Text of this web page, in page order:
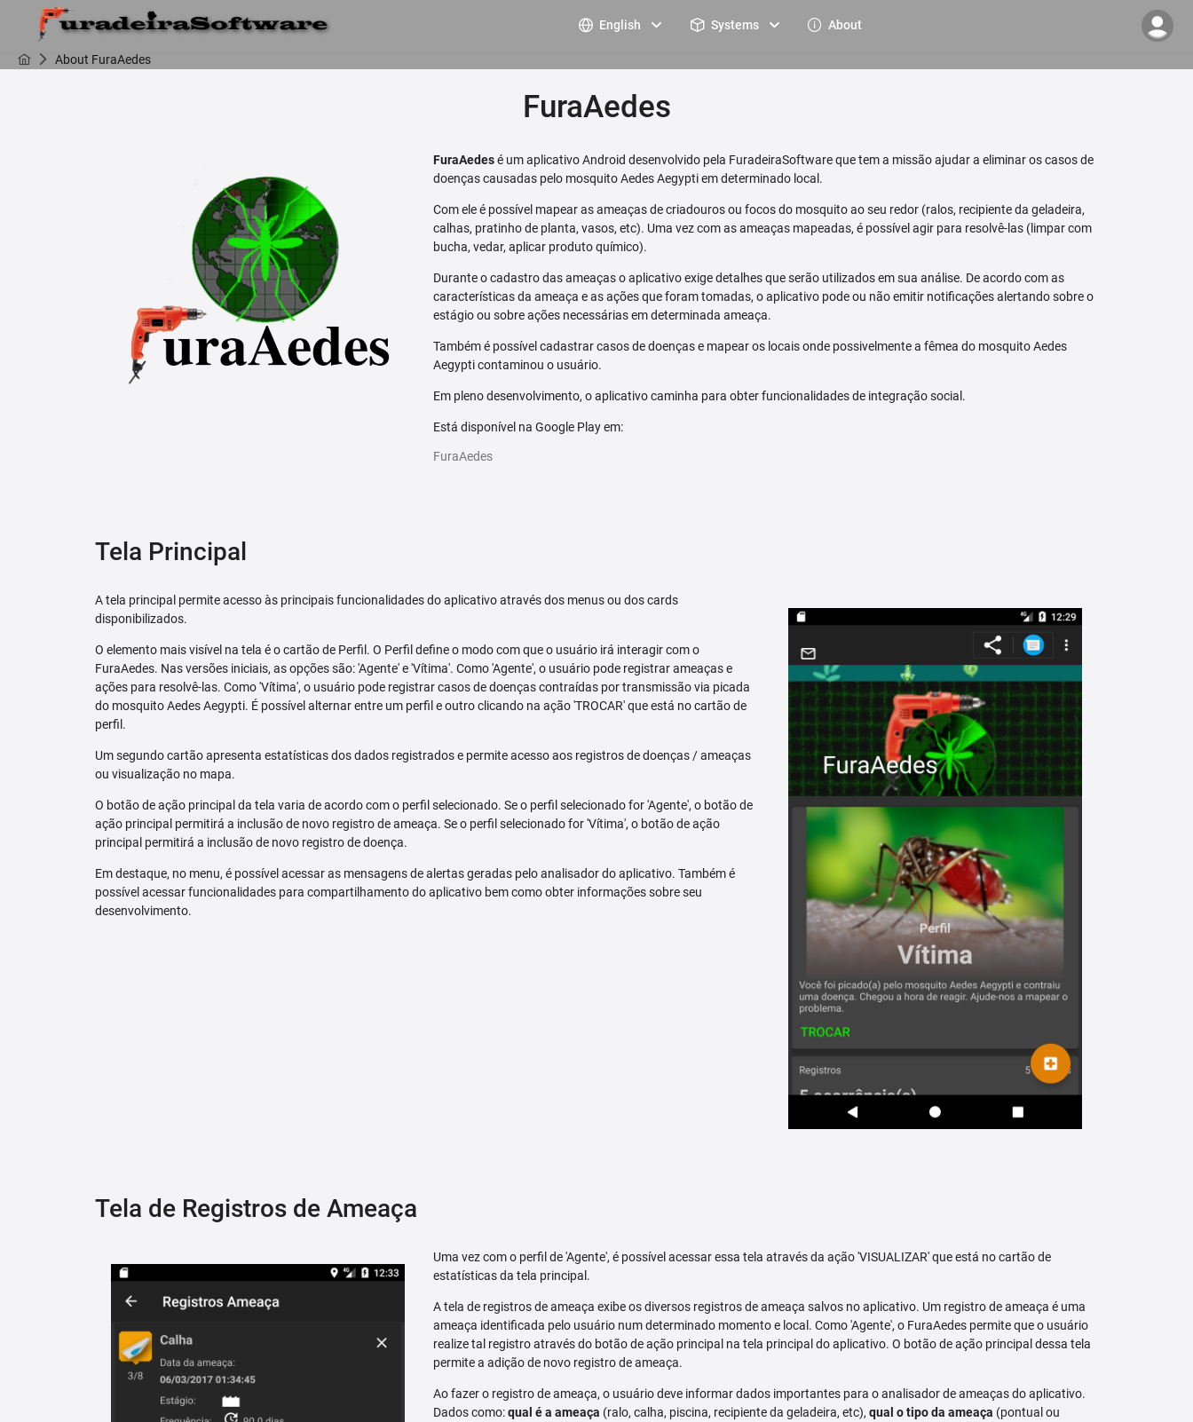
English Systems About
About FuraAedes
FuraAedes
FuraAedesé um aplicativo Android desenvolvido pela FuradeiraSoftware que tem a missão ajudar a eliminar os casos de
doenças causadas pelo mosquito Aedes Aegypti em determinado local.
Com ele é possível mapear as ameaças de criadouros ou focos do mosquito ao seu redor (ralos, recipiente da geladeira,
calhas, pratinho de planta, vasos, etc). Uma vez com as ameaças mapeadas, é possível agir para resolvê-las (limpar com
bucha, vedar, aplicar produto químico).
Durante o cadastro das ameaças o aplicativo exige detalhes que serão utilizados em sua análise. De acordo com as
características da ameaça e as ações que foram tomadas, o aplicativo pode ou não emitir notificações alertando sobre o
estágio ou sobre ações necessárias em determinada ameaça.
Também é possível cadastrar casos de doenças e mapear os locais onde possivelmente a fêmea do mosquito Aedes
Aegypti contaminou o usuário.
Em pleno desenvolvimento, o aplicativo caminha para obter funcionalidades de integração social.
Está disponível na Google Play em:
FuraAedes
Tela Principal
A tela principal permite acesso às principais funcionalidades do aplicativo através dos menus ou dos cards
disponibilizados.
O elemento mais visível na tela é o cartão de Perfil. O Perfil define o modo com que o usuário irá interagir com o
FuraAedes. Nas versões iniciais, as opções são: 'Agente' e 'Vítima'. Como 'Agente', o usuário pode registrar ameaças e
ações para resolvê-las. Como 'Vítima', o usuário pode registrar casos de doenças contraídas por transmissão via picada
do mosquito Aedes Aegypti. É possível alternar entre um perfil e outro clicando na ação 'TROCAR' que está no cartão de
perfil.
Um segundo cartão apresenta estatísticas dos dados registrados e permite acesso aos registros de doenças / ameaças
ou visualização no mapa.
O botão de ação principal da tela varia de acordo com o perfil selecionado. Se o perfil selecionado for 'Agente', o botão de
ação principal permitirá a inclusão de novo registro de ameaça. Se o perfil selecionado for 'Vítima', o botão de ação
principal permitirá a inclusão de novo registro de doença.
Em destaque, no menu, é possível acessar as mensagens de alertas geradas pelo analisador do aplicativo. Também é
possível acessar funcionalidades para compartilhamento do aplicativo bem como obter informações sobre seu
desenvolvimento.
Tela de Registros de Ameaça
Uma vez com o perfil de 'Agente', é possível acessar essa tela através da ação 'VISUALIZAR' que está no cartão de
estatísticas da tela principal.
A tela de registros de ameaça exibe os diversos registros de ameaça salvos no aplicativo. Um registro de ameaça é uma
ameaça identificada pelo usuário num determinado momento e local. Como 'Agente', o FuraAedes permite que o usuário
realize tal registro através do botão de ação principal na tela principal do aplicativo. O botão de ação principal dessa tela
permite a adição de novo registro de ameaça.
Ao fazer o registro de ameaça, o usuário deve informar dados importantes para o analisador de ameaças do aplicativo.
Dados como:qual é a ameaça (ralo, calha, piscina, recipiente da geladeira, etc),qual o tipo da ameaça (pontual ou